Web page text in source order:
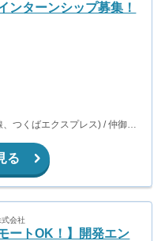
ンターンシップ募集！
つくばエクスプレス) / 仲御徒
る
式会社
ートOK！】開発エン